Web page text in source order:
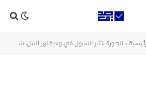
» الصورة لآثار السيول في ولاية نهر النيل، شمال السودان وليست من الحديدة